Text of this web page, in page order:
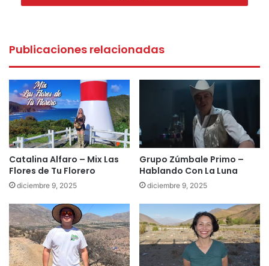
Publicaciones relacionadas
Catalina Alfaro – Mix Las
Flores de Tu Florero
diciembre 9, 2025
Grupo Zúmbale Primo –
Hablando Con La Luna
diciembre 9, 2025